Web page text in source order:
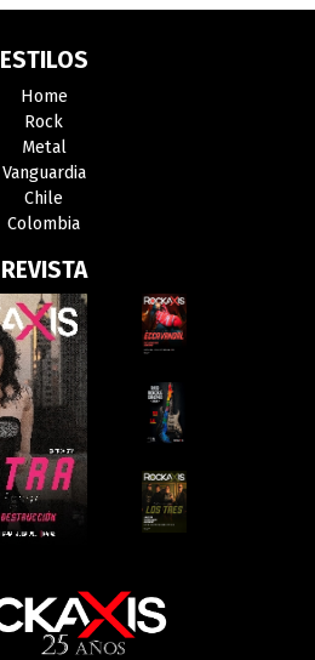
ESTILOS
Home
Rock
Metal
Vanguardia
Chile
Colombia
REVISTA